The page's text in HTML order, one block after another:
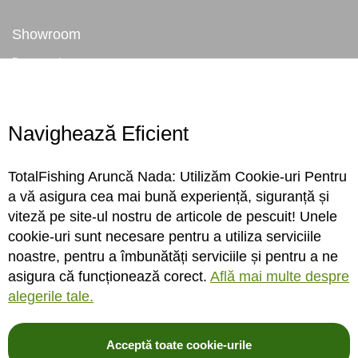
Showroom
Despre noi
Conecteaza-te
Sa ne cunoastem mai bine. Vino alaturi de noi pe reteaua ta preferata. Te
asteptam cu stiri, surprize, concursuri, premii ...
Navighează Eficient
TotalFishing Aruncă Nada: Utilizăm Cookie-uri Pentru
a vă asigura cea mai bună experiență, siguranță și
viteză pe site-ul nostru de articole de pescuit! Unele
cookie-uri sunt necesare pentru a utiliza serviciile
noastre, pentru a îmbunătăți serviciile și pentru a ne
asigura că funcționează corect. Află mai multe despre
alegerile tale.
Acceptă toate cookie-urile